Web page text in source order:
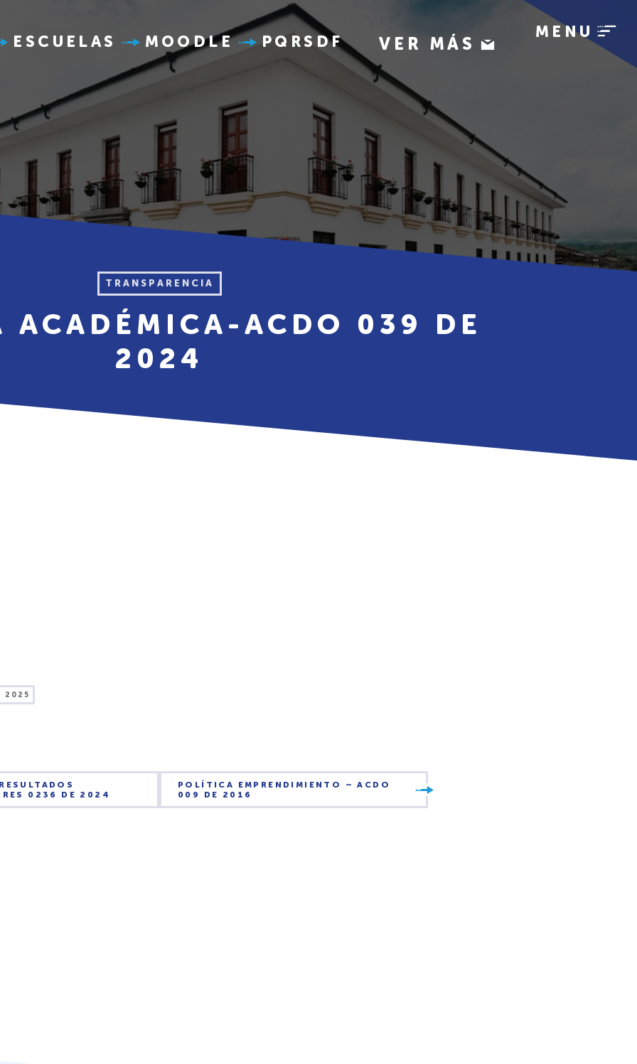
ESCUELAS MOODLE PQRSDF VER MÁS
MENU
TRANSPARENCIA
ACADÉMICA-ACDO 039 DE
2024
2025
RES 0236 DE 2024
POLÍTICA EMPRENDIMIENTO – ACDO
009 DE 2016